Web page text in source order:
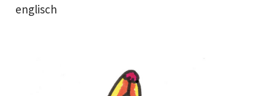
englisch